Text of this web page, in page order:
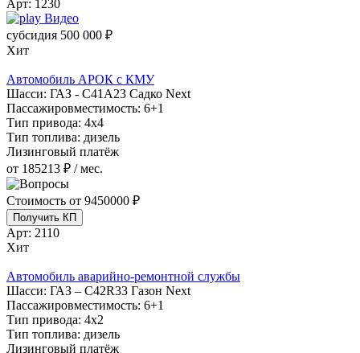
Арт: 1230
Видео
субсидия 500 000 ₽
Хит
Автомобиль АРОК с КМУ
Шасси: ГАЗ - С41А23 Садко Next
Пассажировместимость: 6+1
Тип привода: 4х4
Тип топлива: дизель
Лизинговый платёж
от 185213 ₽ / мес.
Стоимость от 9450000 ₽
Получить КП
Арт: 2110
Хит
Автомобиль аварийно-ремонтной службы
Шасси: ГАЗ – C42R33 Газон Next
Пассажировместимость: 6+1
Тип привода: 4х2
Тип топлива: дизель
Лизинговый платёж